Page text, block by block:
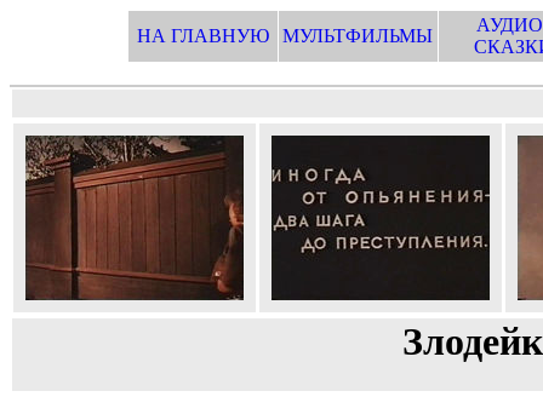
НА ГЛАВНУЮ МУЛЬТФИЛЬМЫ